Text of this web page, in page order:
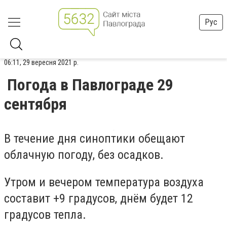
Рус
06:11, 29 вересня 2021 р.
Погода в Павлограде 29
сентября
В течение дня синоптики обещают
облачную погоду, без осадков.
Утром и вечером температура воздуха
составит +9 градусов, днём будет 12
градусов тепла.